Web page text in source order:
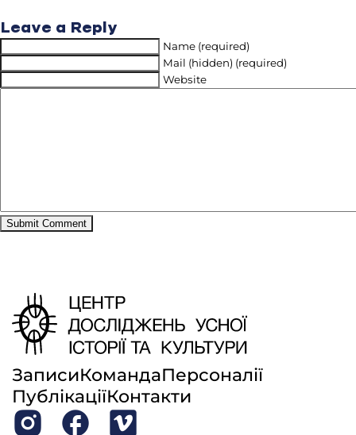
Leave a Reply
Name (required)
Mail (hidden) (required)
Website
ЗаписиКомандаПерсоналії
ПублікаціїКонтакти